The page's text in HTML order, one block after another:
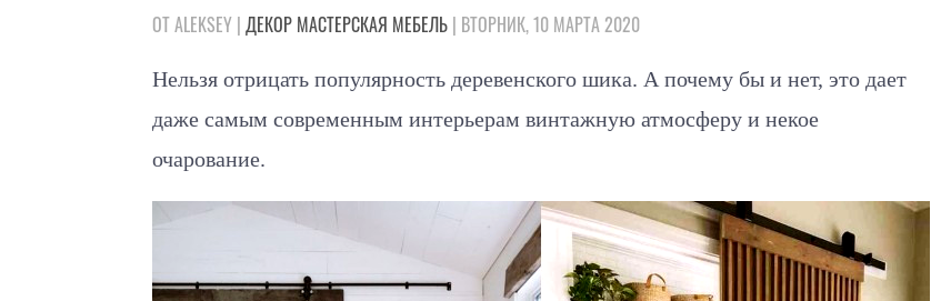
ОТ ALEKSEY | ДЕКОР МАСТЕРСКАЯ МЕБЕЛЬ | ВТОРНИК, 10 МАРТА 2020
Нельзя отрицать популярность деревенского шика. А почему бы и нет, это дает
даже самым современным интерьерам винтажную атмосферу и некое
очарование.